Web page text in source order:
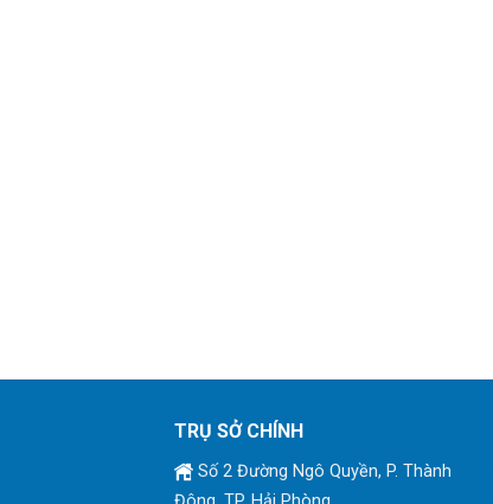
TRỤ SỞ CHÍNH
Số 2 Đường Ngô Quyền, P. Thành